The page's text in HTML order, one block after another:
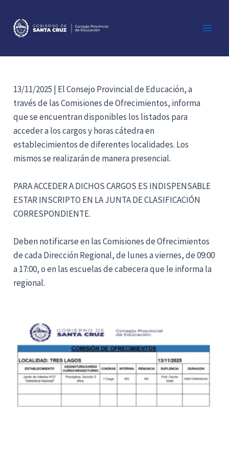
contenido
13/11/2025 | El Consejo Provincial de Educación, a
través de las Comisiones de Ofrecimientos, informa
que se encuentran disponibles los listados para
acceder a los cargos y horas cátedra en
establecimientos de diferentes localidades. Los
mismos se realizarán de manera presencial.
PARA ACCEDER A DICHOS CARGOS ES INDISPENSABLE
ESTAR INSCRIPTO EN LA JUNTA DE CLASIFICACIÓN
CORRESPONDIENTE.
Deben notificarse en las Comisiones de Ofrecimientos
de cada Dirección Regional, de lunes a viernes, de 09:00
a 17:00, o en las escuelas de cabecera que le informa la
regional.